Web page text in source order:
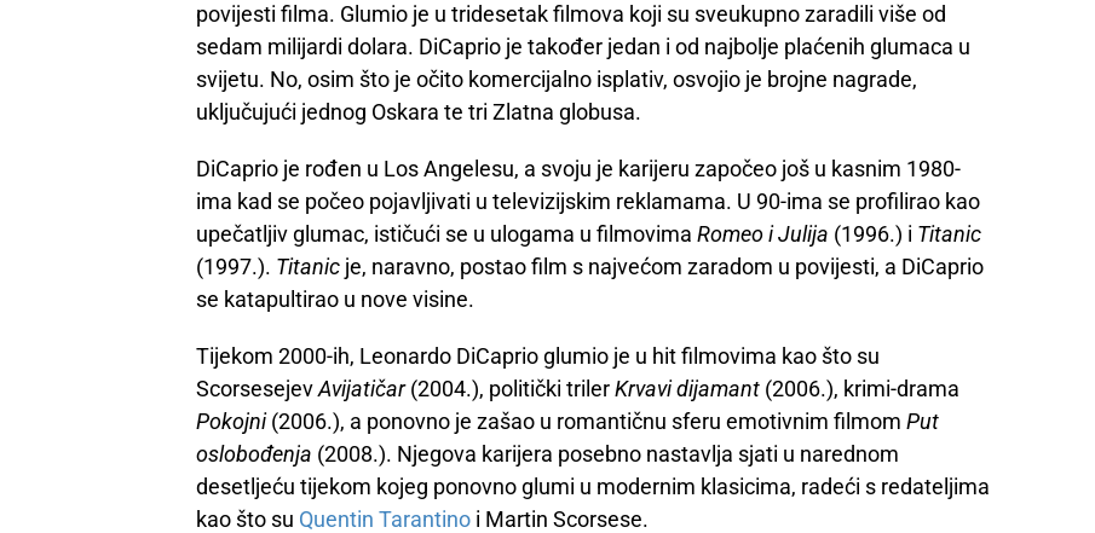
povijesti filma. Glumio je u tridesetak filmova koji su sveukupno zaradili više od
sedam milijardi dolara. DiCaprio je također jedan i od najbolje plaćenih glumaca u
svijetu. No, osim što je očito komercijalno isplativ, osvojio je brojne nagrade,
uključujući jednog Oskara te tri Zlatna globusa.
DiCaprio je rođen u Los Angelesu, a svoju je karijeru započeo još u kasnim 1980-
ima kad se počeo pojavljivati u televizijskim reklamama. U 90-ima se profilirao kao
upečatljiv glumac, ističući se u ulogama u filmovima Romeo i Julija (1996.) i Titanic
(1997.). Titanic je, naravno, postao film s najvećom zaradom u povijesti, a DiCaprio
se katapultirao u nove visine.
Tijekom 2000-ih, Leonardo DiCaprio glumio je u hit filmovima kao što su
ScorsesejevAvijatičar(2004.), politički trilerKrvavi dijamant (2006.), krimi-drama
Pokojni(2006.), a ponovno je zašao u romantičnu sferu emotivnim filmom Put
oslobođenja (2008.). Njegova karijera posebno nastavlja sjati u narednom
desetljeću tijekom kojeg ponovno glumi u modernim klasicima, radeći s redateljima
kao što su Quentin Tarantino i Martin Scorsese.